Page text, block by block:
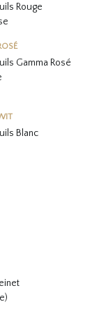
Rouge
Gamma Rosé
Blanc